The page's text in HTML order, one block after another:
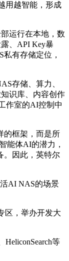
用越智能，形成
运行在本地，数
、API Key暴
有存储定位，
存储、算力、
识库、内容创作
作室的AI控制中
的框架，而是所
能体AI的潜力，
。因此，英特尔
活AI NAS的场景
区，举办开发大
HeliconSearch等